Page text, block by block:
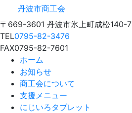
丹波市商工会
〒669-3601 丹波市氷上町成松140-7
TEL0795-82-3476
FAX0795-82-7601
ホーム
お知らせ
商工会について
支援メニュー
にじいろタブレット